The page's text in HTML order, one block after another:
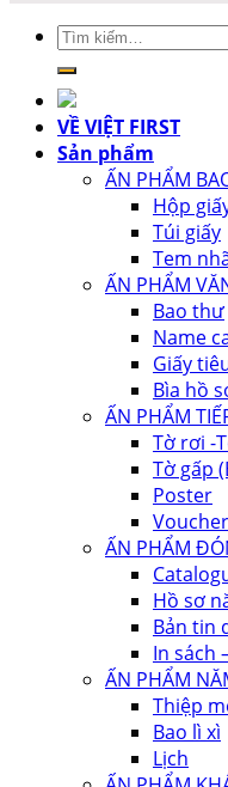
Tìm
kiếm:
VỀ VIỆT FIRST
Sản phẩm
ẤN PHẨM
Hộp
Túi giấy
Tem
ẤN PHẨM
Bao thư
Name
Giấy
Bìa hồ
ẤN PHẨM
Tờ rơi -
Tờ gấp
Poster
Voucher
ẤN PHẨM
Hồ sơ
Bản tin
In sách
ẤN PHẨM
Thiệp
Bao lì xì
Lịch